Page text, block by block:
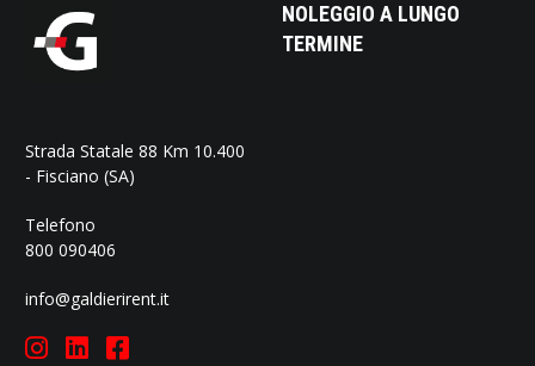
Strada Statale 88 Km 10.400
- Fisciano (SA)
Telefono
800 090406
info@galdierirent.it
NOLEGGIO A LUNGO
TERMINE